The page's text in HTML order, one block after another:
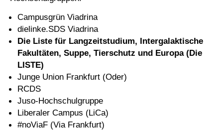
Campusgrün Viadrina
dielinke.SDS Viadrina
Die Liste für Langzeitstudium, Intergalaktische
Fakultäten, Suppe, Tierschutz und Europa (Die
LISTE)
Junge Union Frankfurt (Oder)
RCDS
Juso-Hochschulgruppe
Liberaler Campus (LiCa)
#noViaF (Via Frankfurt)